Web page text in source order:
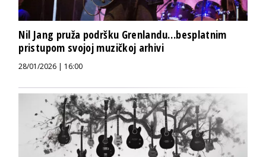
Nil Jang pruža podršku Grenlandu…besplatnim
pristupom svojoj muzičkoj arhivi
28/01/2026 | 16:00